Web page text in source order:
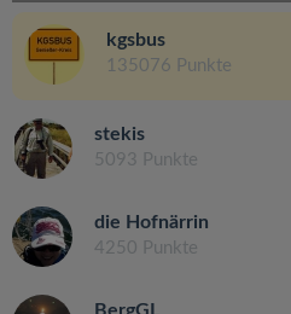
kgsbus
135076 Punkte
stekis
5093 Punkte
die Hofnärrin
4250 Punkte
BergGL